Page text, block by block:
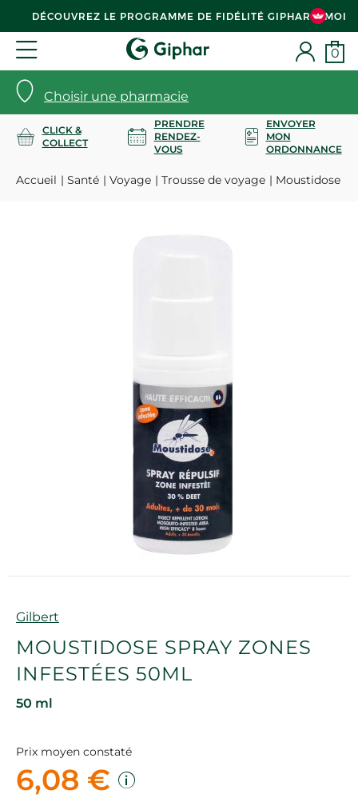
DÉCOUVREZ LE PROGRAMME DE FIDÉLITÉ GIPHAR & MOI
Choisir une pharmacie
0
CLICK &
COLLECT
PRENDRE
RENDEZ-
VOUS
ENVOYER
MON
ORDONNANCE
Accueil Santé Voyage Trousse de voyage Moustidose
Marque
Gilbert
MOUSTIDOSE SPRAY ZONES
INFESTÉES 50ML
50 ml
Prix moyen constaté
6,08 €